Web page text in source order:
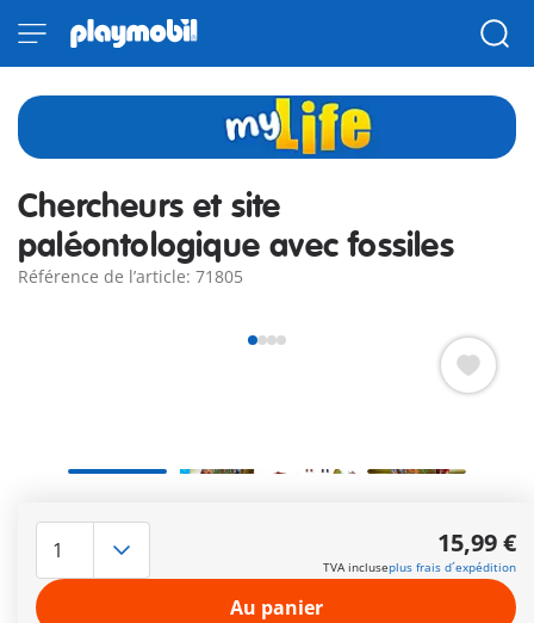
Chercheurs et site
paléontologique avec fossiles
Référence de l’article: 71805
personnages, un site archéologique ainsi que des
accessoires.
Autres informations
15,99 €
TVA incluseplus frais d´expédition
Au panier